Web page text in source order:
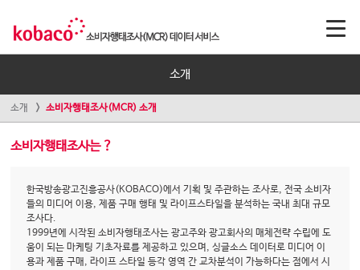
소개
소개 소비자행태조사(MCR) 소개
소비자행태조사는 ?
한국방송광고진흥공사(KOBACO)에서 기획 및 주관하는 조사로, 전국 소비자
들의 미디어 이용, 제품 구매 행태 및 라이프스타일을 분석하는 국내 최대 규모
조사다.
1999년에 시작된 소비자행태조사는 광고주와 광고회사의 매체전략 수립에 도
움이 되는 마케팅 기초자료를 제공하고 있으며, 싱글소스 데이터로 미디어 이
용과 제품 구매, 라이프 스타일 등각 영역 간 교차분석이 가능하다는 점에서 시